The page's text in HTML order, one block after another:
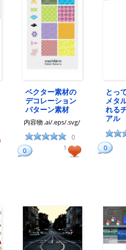
ベクター素材の
デコレーション
パターン素材
内容物 .ai/.eps/.svg/
0
0 1
とっ
メタ
れる
アル
0